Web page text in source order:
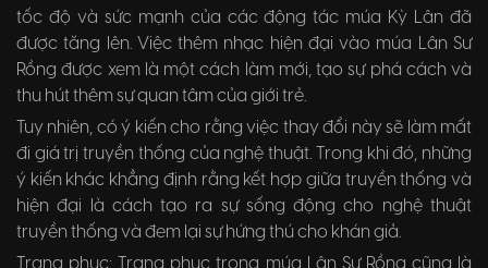
tốc độ và sức mạnh của các động tác múa Kỳ Lân đã
được tăng lên. Việc thêm nhạc hiện đại vào múa Lân Sư
Rồng được xem là một cách làm mới, tạo sự phá cách và
thu hút thêm sự quan tâm của giới trẻ.
Tuy nhiên, có ý kiến cho rằng việc thay đổi này sẽ làm mất
đi giá trị truyền thống của nghệ thuật. Trong khi đó, những
ý kiến khác khẳng định rằng kết hợp giữa truyền thống và
hiện đại là cách tạo ra sự sống động cho nghệ thuật
truyền thống và đem lại sự hứng thú cho khán giả.